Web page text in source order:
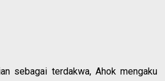
sebagai terdakwa, Ahok mengaku